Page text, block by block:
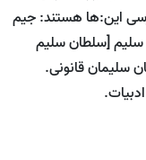
این:ها هستند: جیم
سلیم [سلطان سلیم
سلیمان قانونی.